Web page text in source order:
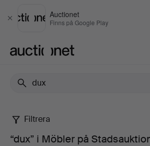
Stäng
Auctionet
Finns på Google Play
“dux”
Filtrera
“dux” i Möbler på